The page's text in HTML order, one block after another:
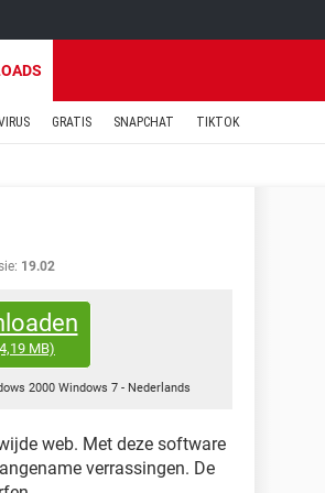
GRATIS SNAPCHAT TIKTOK
19.02
MB)
2000 Windows 7- Nederlands
web. Met deze software
verrassingen. De